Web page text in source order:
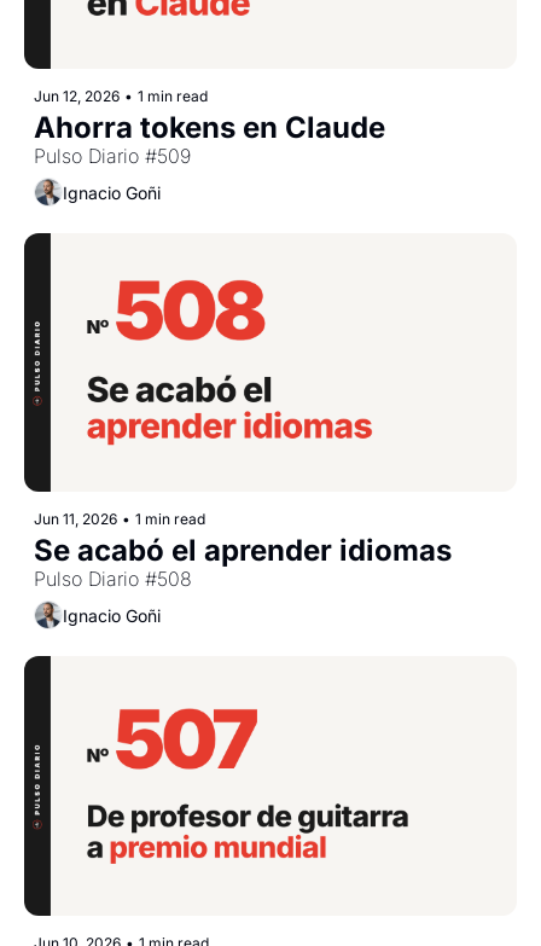
Jun 12, 2026 • 1 min read
Ahorra tokens en Claude
Pulso Diario #509
Ignacio Goñi
Jun 11, 2026 • 1 min read
Se acabó el aprender idiomas
Pulso Diario #508
Ignacio Goñi
Jun 10, 2026 • 1 min read